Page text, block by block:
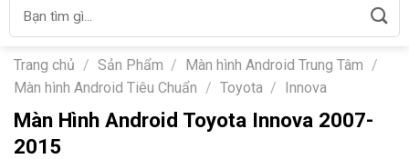
Tìm
Trang chủ / Sản Phẩm / Màn hình Android Trung Tâm /
Màn hình Android Tiêu Chuẩn / Toyota / Innova
Màn Hình Android Toyota Innova 2007-
2015